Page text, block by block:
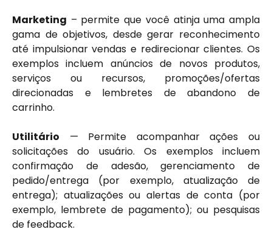
Marketing – permite que você atinja uma ampla
gama de objetivos, desde gerar reconhecimento
até impulsionar vendas e redirecionar clientes. Os
exemplos incluem anúncios de novos produtos,
serviços ou recursos, promoções/ofertas
direcionadas e lembretes de abandono de
carrinho.
Utilitário — Permite acompanhar ações ou
solicitações do usuário. Os exemplos incluem
confirmação de adesão, gerenciamento de
pedido/entrega (por exemplo, atualização de
entrega); atualizações ou alertas de conta (por
exemplo, lembrete de pagamento); ou pesquisas
de feedback.